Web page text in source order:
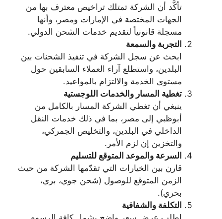
تأكَّد أن الشركة تمتلك تراخيص معترف بها من
الجهات المختصة في الإمارات ومصر، وأنها
مسجلة قانونياً لتقديم خدمات الشحن الدولي.
التجربة والسمعة
ابحث عن سجل الشركة في تنفيذ الشحنات بين
البلدين، واستطلع آراء العملاء السابقين حول
مستوى الخدمة والالتزام بالمواعيد.
تغطية المسار والخدمات اللوجستية
ينبغي أن تغطي الشركة المسار بالكامل من
أبوظبي إلى مصر، بما في ذلك خدمات النقل
الداخلي في البلدين، والتخليص الجمركي،
والتخزين إن لزم الأمر.
السرعة والموعد المتوقع للتسليم
قارن بين الخيارات التي تقدّمها الشركة من حيث
الزمن المتوقع للوصول (شحن جوي، بري،
بحري).
التكلفة والشفافية